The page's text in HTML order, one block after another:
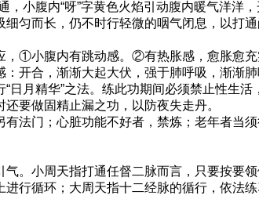
小腹内“呀”字黄色火焰引动腹内暖气洋洋
匀而长，仍不时行轻微的咽气闭息，以打
，①小腹内有跳动感。②有热胀感，愈胀愈
开合，渐渐大起大伏，强于肺呼吸，渐渐肺
日月精华”之法。练此功期间必须禁止性生活
要做固精止漏之功，以防夜失走丹。
法门；心脏功能不好者，禁炼；老年者当须
。小周天指打通任督二脉而言，只要按要
行循环；大周天指十二经脉的循行，依法